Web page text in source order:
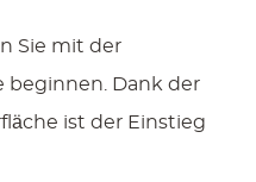
Sie mit der
beginnen. Dank der
ist der Einstieg